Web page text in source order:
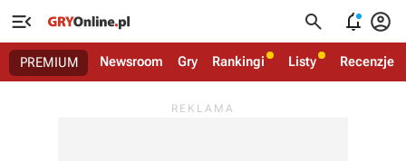
   
PREMIUM Newsroom Gry Rankingi Listy Recenzje